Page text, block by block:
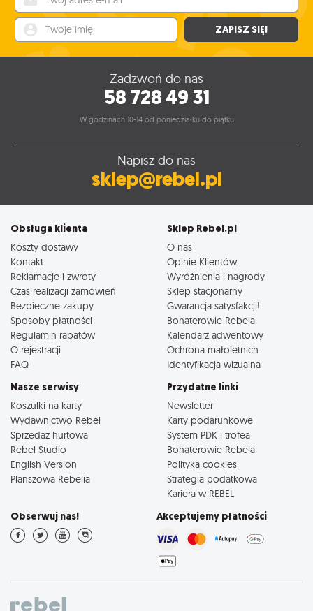
ZAPISZ SIĘ!
Zadzwoń do nas
58 728 49 31
W godzinach 10-14 od poniedziałku do piątku
Napisz do nas
sklep@rebel.pl
Obsługa klienta
Koszty dostawy
Kontakt
Reklamacje i zwroty
Czas realizacji zamówień
Bezpieczne zakupy
Sposoby płatności
Regulamin rabatów
O rejestracji
FAQ
Sklep Rebel.pl
O nas
Opinie Klientów
Wyróżnienia i nagrody
Sklep stacjonarny
Gwarancja satysfakcji!
Bohaterowie Rebela
Kalendarz adwentowy
Ochrona małoletnich
Identyfikacja wizualna
Nasze serwisy
Koszulki na karty
Wydawnictwo Rebel
Sprzedaż hurtowa
Rebel Studio
English Version
Planszowa Rebelia
Przydatne linki
Newsletter
Karty podarunkowe
System PDK i trofea
Bohaterowie Rebela
Polityka cookies
Strategia podatkowa
Kariera w REBEL
Obserwuj nas! Akceptujemy płatności